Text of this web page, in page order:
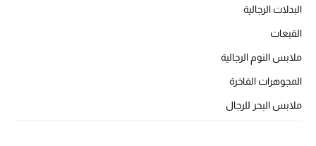
البدلات الرجالية
القبعات
ملابس النوم الرجالية
المجوهرات الفاخرة
ملابس البحر للرجال